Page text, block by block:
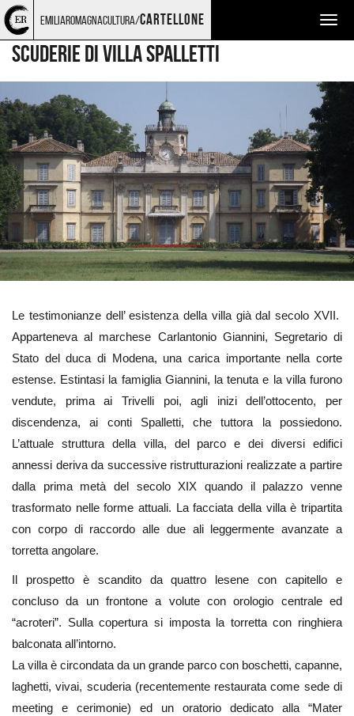
Torna
alla
home
page
Cerca
nel
sito
Salta
ai
contenuti
Salta
al
menu
principale
emiliaromagnacultura/cartellone
LUOGHI
SCUDERIE DI VILLA SPALLETTI
Le testimonianze dell’ esistenza della villa già dal secolo XVII.
Apparteneva al marchese Carlantonio Giannini, Segretario di
Stato del duca di Modena, una carica importante nella corte
estense. Estintasi la famiglia Giannini, la tenuta e la villa furono
vendute, prima ai Trivelli poi, agli inizi dell’ottocento, per
discendenza, ai conti Spalletti, che tuttora la possiedono.
L’attuale struttura della villa, del parco e dei diversi edifici
annessi deriva da successive ristrutturazioni realizzate a partire
dalla prima metà del secolo XIX quando il palazzo venne
trasformato nelle forme attuali. La facciata della villa è tripartita
con corpo di raccordo alle due ali leggermente avanzate a
torretta angolare.
Il prospetto è scandito da quattro lesene con capitello e
concluso da un frontone a volute con orologio centrale ed
“acroteri”. Sulla copertura si imposta la torretta con ringhiera
balconata all’intorno.
La villa è circondata da un grande parco con boschetti, capanne,
laghetti, vivai, scuderia (recentemente restaurata come sede di
meeting e cerimonie) ed un oratorio dedicato alla “Mater